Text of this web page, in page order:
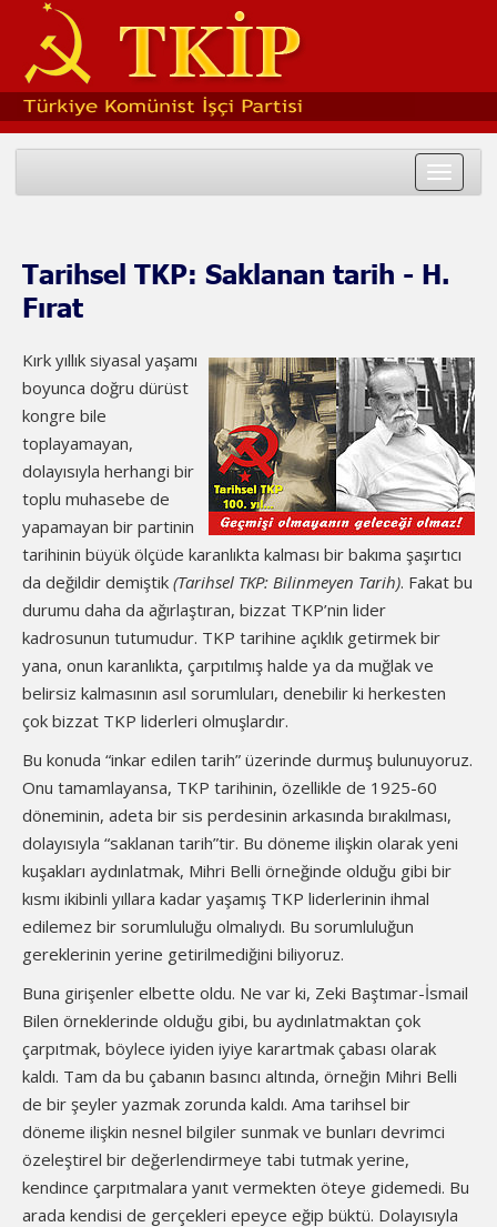
Toggle
Tarihsel TKP: Saklanan tarih - H.
Fırat
Kırk yıllık siyasal yaşamı
boyunca doğru dürüst
kongre bile
toplayamayan,
dolayısıyla herhangi bir
toplu muhasebe de
yapamayan bir partinin
tarihinin büyük ölçüde karanlıkta kalması bir bakıma şaşırtıcı
da değildir demiştik (Tarihsel TKP: Bilinmeyen Tarih). Fakat bu
durumu daha da ağırlaştıran, bizzat TKP’nin lider
kadrosunun tutumudur. TKP tarihine açıklık getirmek bir
yana, onun karanlıkta, çarpıtılmış halde ya da muğlak ve
belirsiz kalmasının asıl sorumluları, denebilir ki herkesten
çok bizzat TKP liderleri olmuşlardır.
Bu konuda “inkar edilen tarih” üzerinde durmuş bulunuyoruz.
Onu tamamlayansa, TKP tarihinin, özellikle de 1925-60
döneminin, adeta bir sis perdesinin arkasında bırakılması,
dolayısıyla “saklanan tarih”tir. Bu döneme ilişkin olarak yeni
kuşakları aydınlatmak, Mihri Belli örneğinde olduğu gibi bir
kısmı ikibinli yıllara kadar yaşamış TKP liderlerinin ihmal
edilemez bir sorumluluğu olmalıydı. Bu sorumluluğun
gereklerinin yerine getirilmediğini biliyoruz.
Buna girişenler elbette oldu. Ne var ki, Zeki Baştımar-İsmail
Bilen örneklerinde olduğu gibi, bu aydınlatmaktan çok
çarpıtmak, böylece iyiden iyiye karartmak çabası olarak
kaldı. Tam da bu çabanın basıncı altında, örneğin Mihri Belli
de bir şeyler yazmak zorunda kaldı. Ama tarihsel bir
döneme ilişkin nesnel bilgiler sunmak ve bunları devrimci
özeleştirel bir değerlendirmeye tabi tutmak yerine,
kendince çarpıtmalara yanıt vermekten öteye gidemedi. Bu
arada kendisi de gerçekleri epeyce eğip büktü. Dolayısıyla